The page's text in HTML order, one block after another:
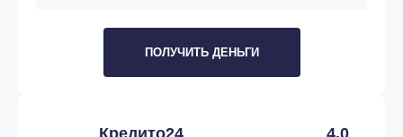
ПОЛУЧИТЬ ДЕНЬГИ
Кредито24 4,0